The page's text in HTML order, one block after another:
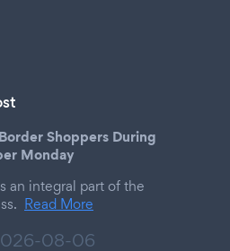
Shoppers During
Monday
an integral part of the
Read More
08-06